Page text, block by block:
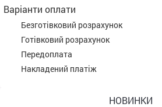
Варіанти оплати
Безготівковий розрахунок
Готівковий розрахунок
Передоплата
Накладений платіж
НОВИНКИ